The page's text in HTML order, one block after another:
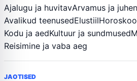
Ajalugu ja huvitavArvamus ja
Avalikud teenusedElustiil
Kodu ja aedKultuur ja sundmused
Reisimine ja vaba aeg
JAOTISED